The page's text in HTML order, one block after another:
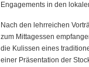
Engagements in den
Nach den lehrreichen
zum Mittagessen
die Kulissen eines
einer Präsentation der